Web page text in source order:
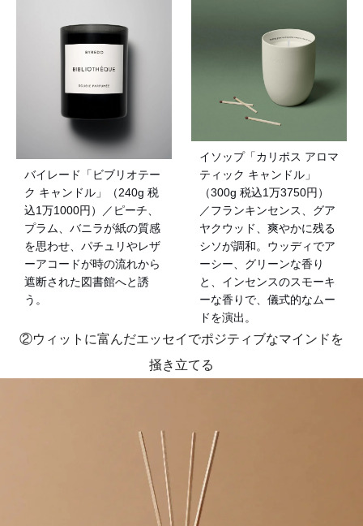
バイレード「ビブリオテー
ク キャンドル」（240g 税
込1万1000円）／ピーチ、
プラム、バニラが紙の質感
を思わせ、パチュリやレザ
ーアコードが時の流れから
遮断された図書館へと誘
う。
イソップ「カリポス アロマ
ティック キャンドル」
（300g 税込1万3750円）
／フランキンセンス、グア
ヤクウッド、爽やかに残る
シソが調和。ウッディでア
ーシー、グリーンな香り
と、インセンスのスモーキ
ーな香りで、儀式的なムー
ドを演出。
②ウィットに富んだエッセイでポジティブなマインドを
掻き立てる